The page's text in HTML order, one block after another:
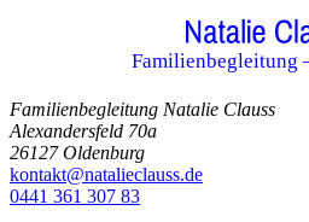
Familienbegleitung
Familienbegleitung Natalie Clauss
Alexandersfeld 70a
26127 Oldenburg
kontakt@natalieclauss.de
0441 361 307 83